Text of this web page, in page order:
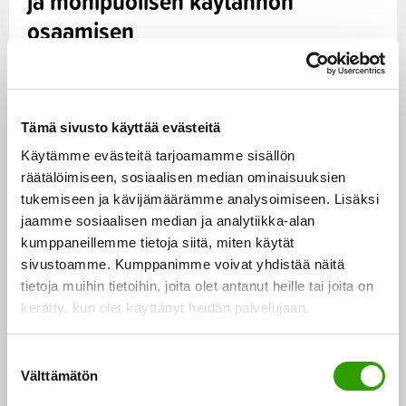
Tämä sivusto käyttää evästeitä
Käytämme evästeitä tarjoamamme sisällön
räätälöimiseen, sosiaalisen median ominaisuuksien
tukemiseen ja kävijämäärämme analysoimiseen. Lisäksi
jaamme sosiaalisen median ja analytiikka-alan
kumppaneillemme tietoja siitä, miten käytät
sivustoamme. Kumppanimme voivat yhdistää näitä
tietoja muihin tietoihin, joita olet antanut heille tai joita on
kerätty, kun olet käyttänyt heidän palvelujaan.
Välttämätön
osaamisen
Haun teemoissa painotettiin seuraavia toimia:
ylläpito ja vahvistaminen, kasvihuonekaasujen
päästöjen vähentäminen, maa- ja metsätalouden
sopeutuminen ja varautuminen ilmastonmuutokseen
sekä maaperä- ja muun tiedon tuottaminen ja käyttö
ilmastotoimien tukena.
– Rahoitettavat hankkeet vastaavat näihin toimiin
yritysten ja yhdistysten yhteenliittymiä, kertoo johtava